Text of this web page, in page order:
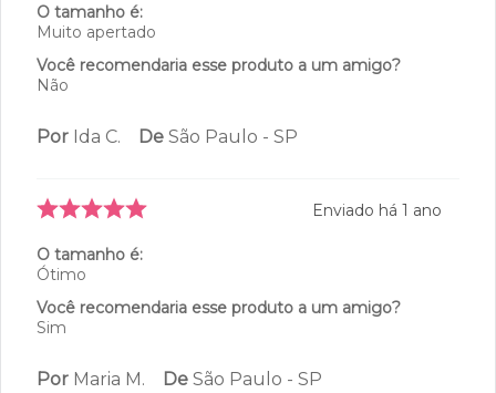
O tamanho é:
Muito apertado
Você recomendaria esse produto a um amigo?
Não
Por Ida C. De São Paulo - SP
Enviado há 1 ano
O tamanho é:
Ótimo
Você recomendaria esse produto a um amigo?
Sim
Por Maria M. De São Paulo - SP